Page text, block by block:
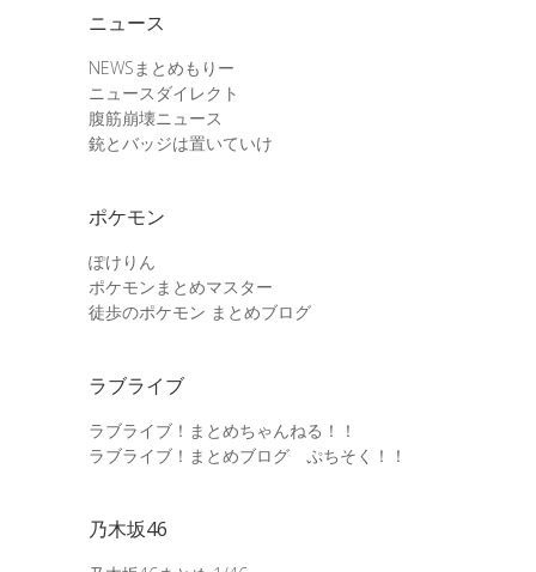
ニュース
NEWSまとめもりー
ニュースダイレクト
腹筋崩壊ニュース
銃とバッジは置いていけ
ポケモン
ぽけりん
ポケモンまとめマスター
徒歩のポケモン まとめブログ
ラブライブ
ラブライブ！まとめちゃんねる！！
ラブライブ！まとめブログ ぷちそく！！
乃木坂46